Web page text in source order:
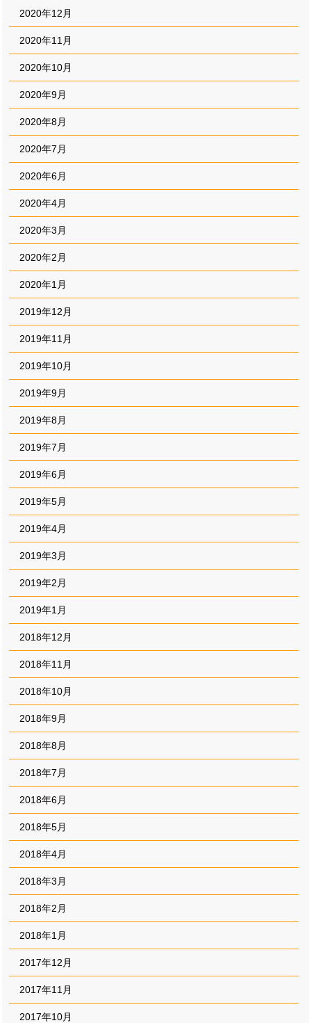
2020年12月
2020年11月
2020年10月
2020年9月
2020年8月
2020年7月
2020年6月
2020年4月
2020年3月
2020年2月
2020年1月
2019年12月
2019年11月
2019年10月
2019年9月
2019年8月
2019年7月
2019年6月
2019年5月
2019年4月
2019年3月
2019年2月
2019年1月
2018年12月
2018年11月
2018年10月
2018年9月
2018年8月
2018年7月
2018年6月
2018年5月
2018年4月
2018年3月
2018年2月
2018年1月
2017年12月
2017年11月
2017年10月